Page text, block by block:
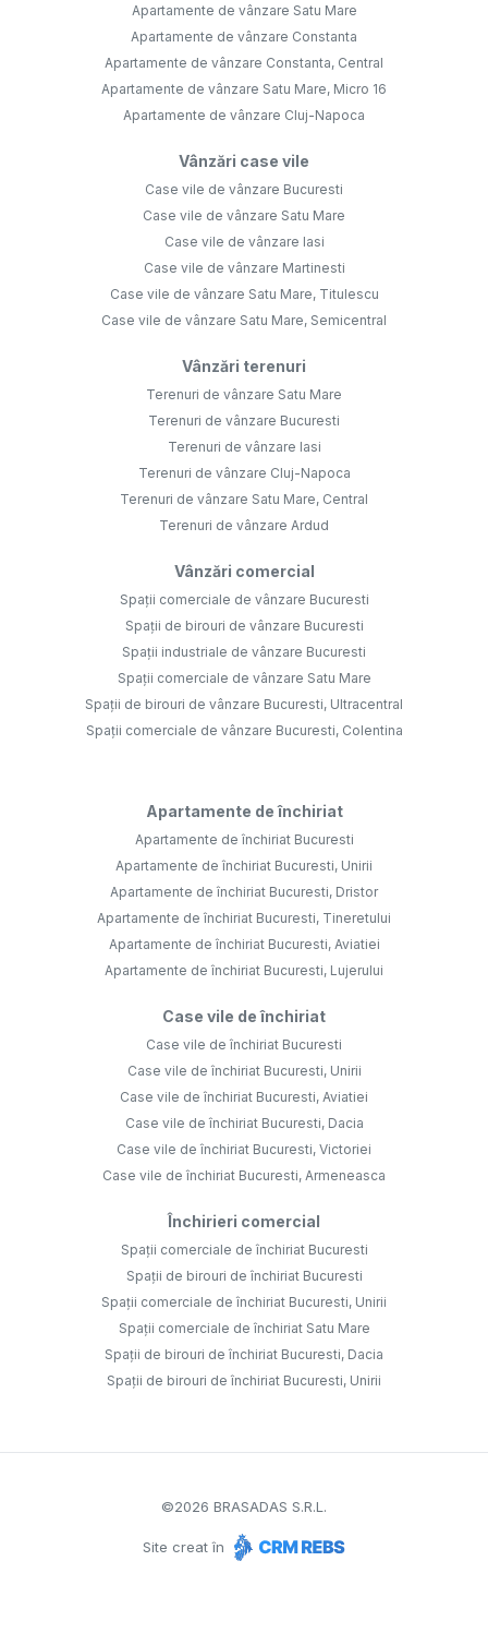
Apartamente de vânzare Satu Mare
Apartamente de vânzare Constanta
Apartamente de vânzare Constanta, Central
Apartamente de vânzare Satu Mare, Micro 16
Apartamente de vânzare Cluj-Napoca
Vânzări case vile
Case vile de vânzare Bucuresti
Case vile de vânzare Satu Mare
Case vile de vânzare Iasi
Case vile de vânzare Martinesti
Case vile de vânzare Satu Mare, Titulescu
Case vile de vânzare Satu Mare, Semicentral
Vânzări terenuri
Terenuri de vânzare Satu Mare
Terenuri de vânzare Bucuresti
Terenuri de vânzare Iasi
Terenuri de vânzare Cluj-Napoca
Terenuri de vânzare Satu Mare, Central
Terenuri de vânzare Ardud
Vânzări comercial
Spații comerciale de vânzare Bucuresti
Spații de birouri de vânzare Bucuresti
Spații industriale de vânzare Bucuresti
Spații comerciale de vânzare Satu Mare
Spații de birouri de vânzare Bucuresti, Ultracentral
Spații comerciale de vânzare Bucuresti, Colentina
Apartamente de închiriat
Apartamente de închiriat Bucuresti
Apartamente de închiriat Bucuresti, Unirii
Apartamente de închiriat Bucuresti, Dristor
Apartamente de închiriat Bucuresti, Tineretului
Apartamente de închiriat Bucuresti, Aviatiei
Apartamente de închiriat Bucuresti, Lujerului
Case vile de închiriat
Case vile de închiriat Bucuresti
Case vile de închiriat Bucuresti, Unirii
Case vile de închiriat Bucuresti, Aviatiei
Case vile de închiriat Bucuresti, Dacia
Case vile de închiriat Bucuresti, Victoriei
Case vile de închiriat Bucuresti, Armeneasca
Închirieri comercial
Spații comerciale de închiriat Bucuresti
Spații de birouri de închiriat Bucuresti
Spații comerciale de închiriat Bucuresti, Unirii
Spații comerciale de închiriat Satu Mare
Spații de birouri de închiriat Bucuresti, Dacia
Spații de birouri de închiriat Bucuresti, Unirii
©2026 BRASADAS S.R.L.
Site creat în